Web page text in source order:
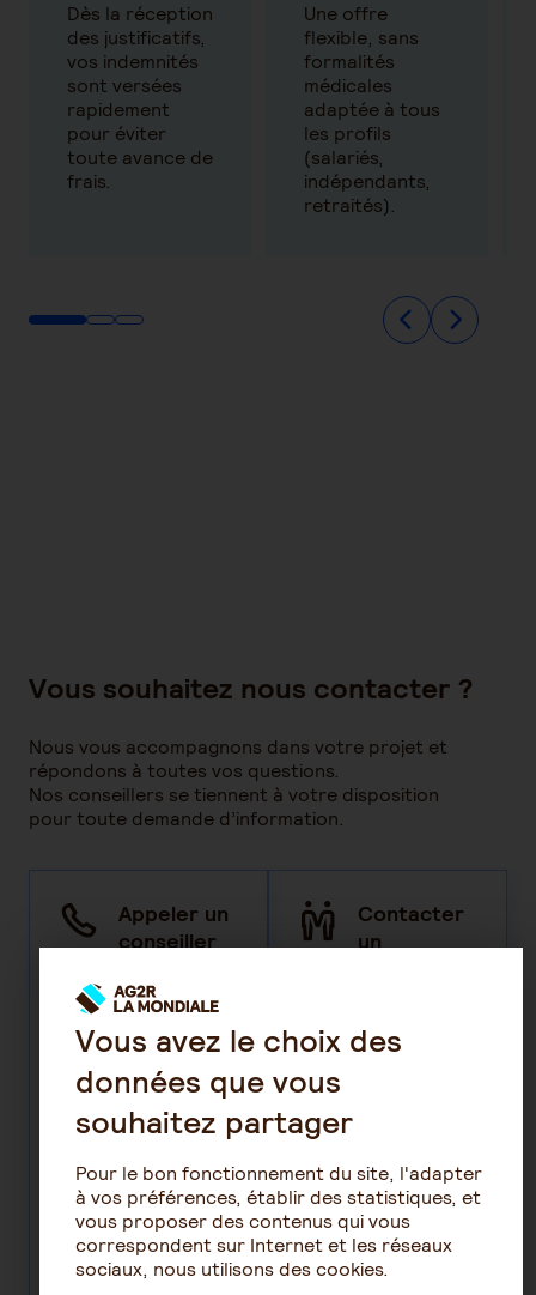
Dès la réception
des justificatifs,
vos indemnités
sont versées
rapidement
pour éviter
toute avance de
frais.
Une offre
flexible, sans
formalités
médicales
adaptée à tous
les profils
(salariés,
indépendants,
retraités).
Vous souhaitez nous contacter ?
Nous vous accompagnons dans votre projet et
répondons à toutes vos questions.
Nos conseillers se tiennent à votre disposition
pour toute demande d’information.
Appeler un
conseiller​
Contacter un
conseiller
commercialau
lundi au vendredi de
(appel non
surtaxé), pour
réaliser un devis.
Contacter
un
Précisez votre
demande en
complétant un
conseiller prendra
dans les meilleurs
délais.
Formulez
votre
Vous avez le choix des
données que vous
souhaitez partager
Pour le bon fonctionnement du site, l'adapter
à vos préférences, établir des statistiques, et
vous proposer des contenus qui vous
correspondent sur Internet et les réseaux
sociaux, nous utilisons des cookies.